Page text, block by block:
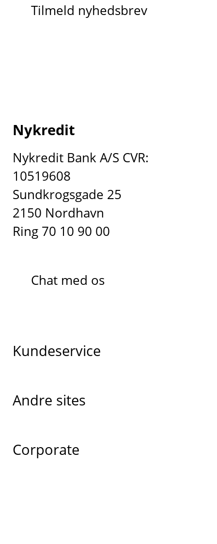
Tilmeld nyhedsbrev
Nykredit
Nykredit Bank A/S CVR:
10519608
Sundkrogsgade 25
2150 Nordhavn
Ring 70 10 90 00
Chat med os
Kundeservice
Andre sites
Corporate